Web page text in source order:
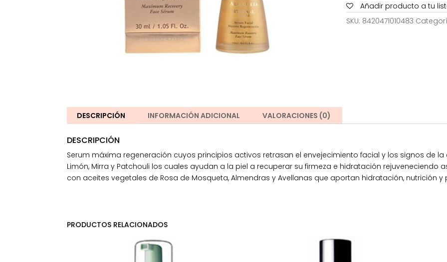
Añadir producto a tu
SKU: 8420471010483
DESCRIPCIÓN INFORMACIÓN ADICIONAL VALORACIONES (0)
DESCRIPCIÓN
Serum máxima regeneración cuyos principios activos retrasan el envejecimiento facial y los signos de
Limón, Mirra y Patchouli los cuales ayudan a la piel a recuperar su firmeza e hidratación rejuveneciendo
con aceites vegetales de Rosa de Mosqueta, Almendras y Avellanas que aportan hidratación, nutrición y
PRODUCTOS RELACIONADOS